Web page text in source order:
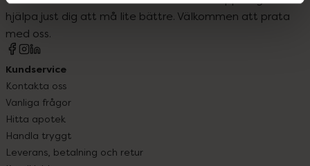
hjälpa just dig att må lite bättre. Välkommen att prata
med oss.
Kundservice
Kontakta oss
Vanliga frågor
Hitta apotek
Handla tryggt
Leverans, betalning och retur